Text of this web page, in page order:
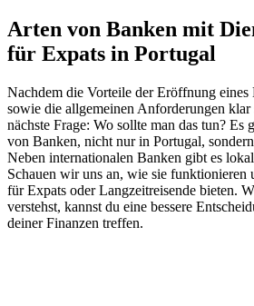
Arten von Banken mit
für Expats in Portugal
Nachdem die Vorteile der Eröffnung
sowie die allgemeinen Anforderungen
nächste Frage: Wo sollte man das tun? Es
von Banken, nicht nur in Portugal,
Neben internationalen Banken gibt es
Schauen wir uns an, wie sie funktionieren
für Expats oder Langzeitreisende bieten.
verstehst, kannst du eine bessere
deiner Finanzen treffen.